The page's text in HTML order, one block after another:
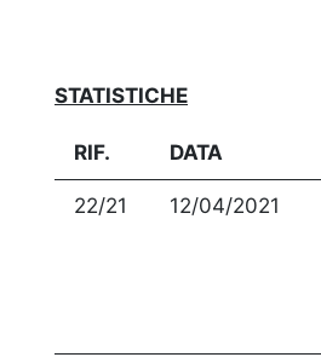
STATISTICHE
RIF. DATA
22/21 12/04/2021